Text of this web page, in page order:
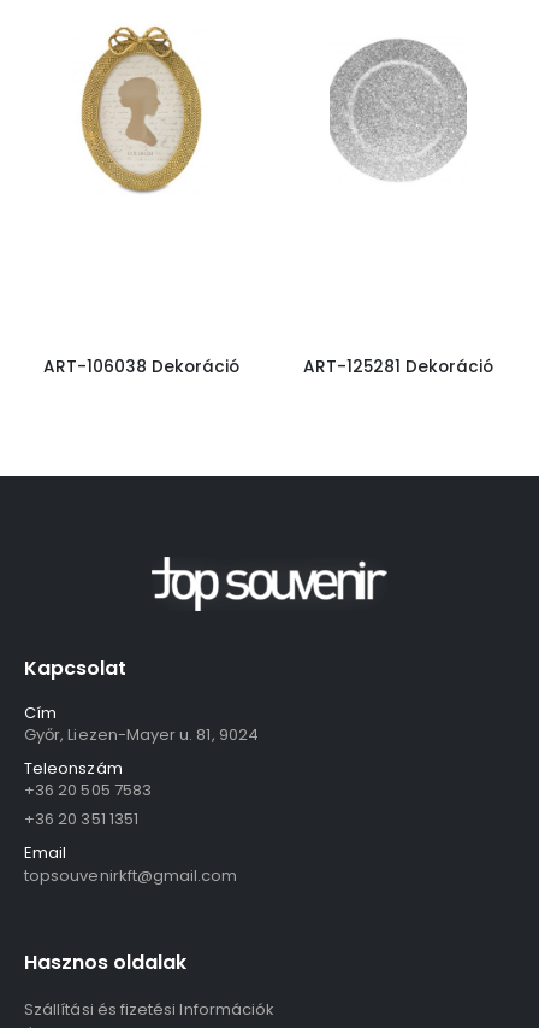
ART-106038 Dekoráció ART-125281 Dekoráció
Kapcsolat
Cím
Győr, Liezen-Mayer u. 81, 9024
Teleonszám
+36 20 505 7583
+36 20 351 1351
Email
topsouvenirkft@gmail.com
Hasznos oldalak
Szállítási és fizetési Információk